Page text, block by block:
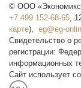
© ООО
+7 499 152-68-65,
карте),
Свидетельство о
регистрации:
информационных
Сайт использует